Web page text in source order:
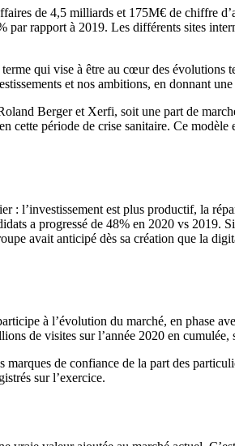
de 4,5 milliards et 175M€ de chiffre
rapport à 2019. Les différents sites
qui vise à être au cœur des
et nos ambitions, en donnant une
Berger et Xerfi, soit une part de
cette période de crise sanitaire. Ce
l’investissement est plus productif, la
a progressé de 48% en 2020 vs 2019.
avait anticipé dès sa création que la
à l’évolution du marché, en phase
de visites sur l’année 2020 en
de confiance de la part des
sur l’exercice.